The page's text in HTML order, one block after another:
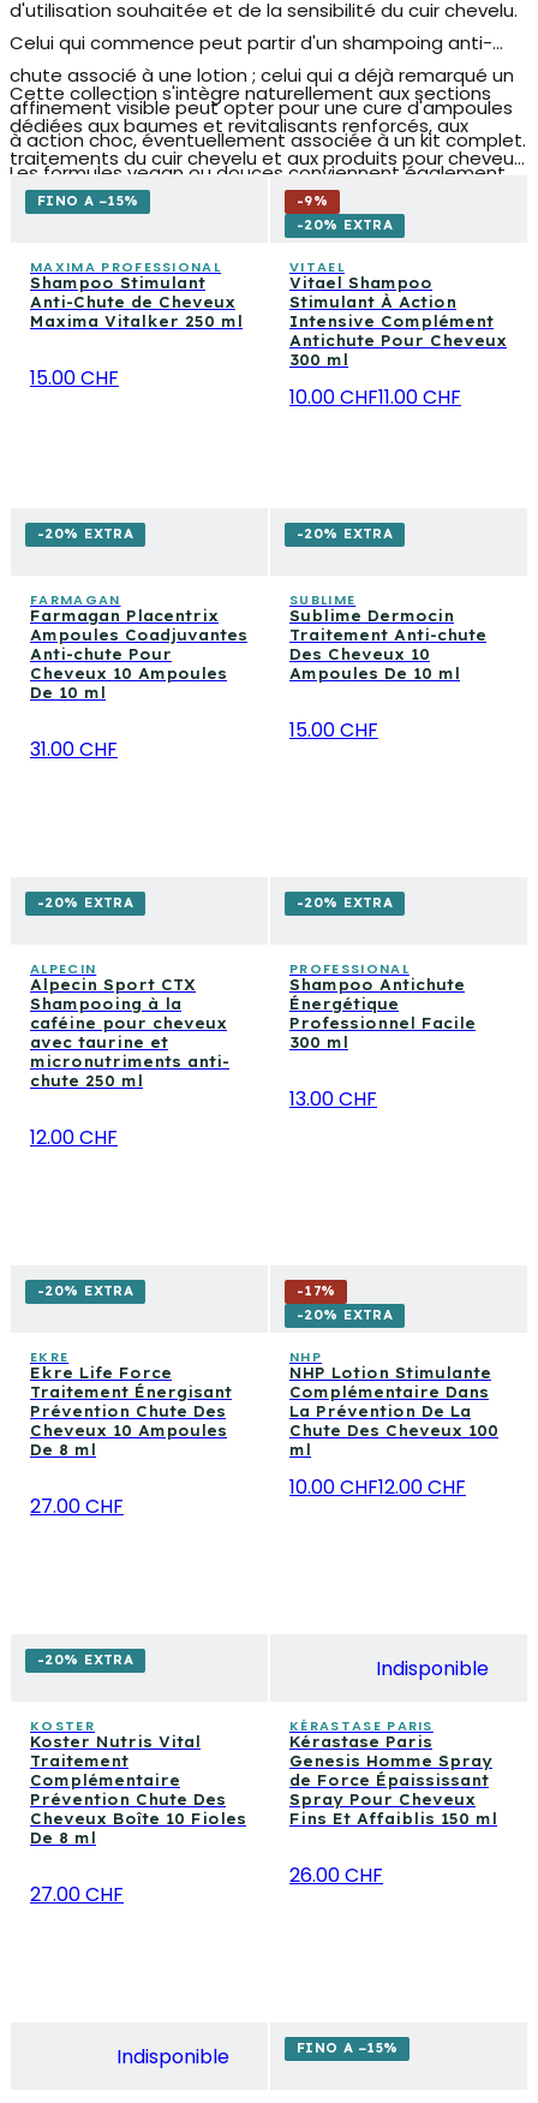
d'utilisation souhaitée et de la sensibilité du cuir chevelu.
Celui qui commence peut partir d'un shampoing anti-
chute associé à une lotion ; celui qui a déjà remarqué un
affinement visible peut opter pour une cure d'ampoules
à action choc, éventuellement associée à un kit complet.
Les formules vegan ou douces conviennent également
aux cuirs chevelus réactifs, tandis que les versions à base
de caféine ou d'extraits stimulants sont bien adaptées à
qui pratique le sport et recherche une réponse
énergisante.
Cette collection s'intègre naturellement aux sections
dédiées auxbaumes et revitalisants renforcés, aux
traitements du cuir chevelu et aux produits pour cheveux
homme en général, permettant de construire une routine
capillaire complète orientée vers la santé du cheveu
FINO A −15%
MAXIMA PROFESSIONAL
Shampoo Stimulant
Anti-Chute de Cheveux
Maxima Vitalker 250 ml
15.00 CHF
-9%
-20% EXTRA
VITAEL
Vitael Shampoo
Stimulant À Action
Intensive Complément
Antichute Pour Cheveux
300 ml
10.00 CHF11.00 CHF
-20% EXTRA
FARMAGAN
Farmagan Placentrix
Ampoules Coadjuvantes
Anti-chute Pour
Cheveux 10 Ampoules
De 10 ml
31.00 CHF
-20% EXTRA
SUBLIME
Sublime Dermocin
Traitement Anti-chute
Des Cheveux 10
Ampoules De 10 ml
15.00 CHF
-20% EXTRA
ALPECIN
Alpecin Sport CTX
Shampooing à la
caféine pour cheveux
avec taurine et
micronutriments anti-
chute 250 ml
12.00 CHF
-20% EXTRA
PROFESSIONAL
Shampoo Antichute
Énergétique
Professionnel Facile
300 ml
13.00 CHF
-20% EXTRA
EKRE
Ekre Life Force
Traitement Énergisant
Prévention Chute Des
Cheveux 10 Ampoules
De 8 ml
27.00 CHF
-17%
-20% EXTRA
NHP
NHP Lotion Stimulante
Complémentaire Dans
La Prévention De La
Chute Des Cheveux 100
ml
10.00 CHF12.00 CHF
-20% EXTRA
KOSTER
Koster Nutris Vital
Traitement
Complémentaire
Prévention Chute Des
Cheveux Boîte 10 Fioles
De 8 ml
27.00 CHF
Indisponible
KÉRASTASE PARIS
Kérastase Paris
Genesis Homme Spray
de Force Épaississant
Spray Pour Cheveux
Fins Et Affaiblis 150 ml
26.00 CHF
Indisponible FINO A −15%